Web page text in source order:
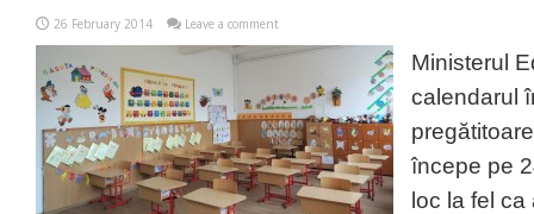
26 February 2014 Leave a comment
Ministerul
calendarul
începe pe
loc la fel ca